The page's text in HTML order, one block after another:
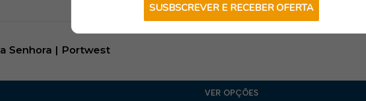
Senhora | Portwest
VER OPÇÕES
SUSBSCREVER E RECEBER OFERTA